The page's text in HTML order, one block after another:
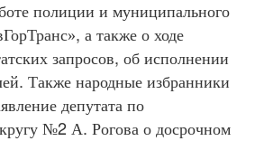
полиции и муниципального
, а также о ходе
запросов, об исполнении
. Также народные избранники
депутата по
№2 А. Рогова о досрочном